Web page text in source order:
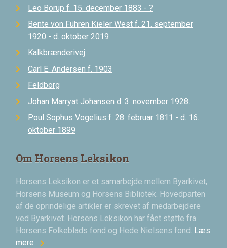
Leo Borup f. 15. december 1883 - ?
Bente von Führen Kieler West f. 21. september
1920 - d. oktober 2019
Kalkbrænderivej
Carl E. Andersen f. 1903
Feldborg
Johan Marryat Johansen d. 3. november 1928.
Poul Sophus Vogelius f. 28. februar 1811 - d. 16.
oktober 1899
Om Horsens Leksikon
Horsens Leksikon er et samarbejde mellem Byarkivet,
Horsens Museum og Horsens Bibliotek. Hovedparten
af de oprindelige artikler er skrevet af medarbejdere
ved Byarkivet. Horsens Leksikon har fået støtte fra
Horsens Folkeblads fond og Hede Nielsens fond. Læs
mere chevron_right